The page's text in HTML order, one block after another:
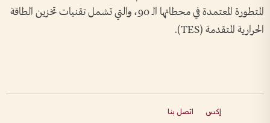
المتطورة المعتمدة في محطاتها الـ 90، والتي تشمل تقنيات تخزين الطاقة
الحرارية المتقدمة (TES).
إكس
اتصل بنا